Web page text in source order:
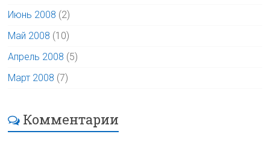
Июнь 2008 (2)
Май 2008 (10)
Апрель 2008 (5)
Март 2008 (7)
Комментарии